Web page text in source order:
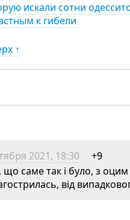
искали сотни
к гибели
↑
2021, 18:30
+9
що саме так і було, з
від